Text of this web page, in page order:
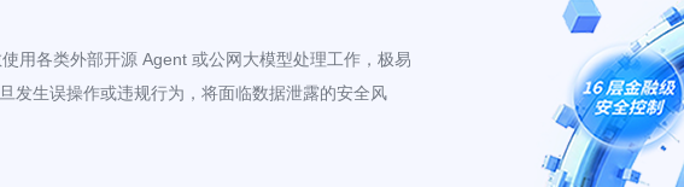
用各类外部开源 Agent 或公网大模型处理工作，极易
发生误操作或违规行为，将面临数据泄露的安全风